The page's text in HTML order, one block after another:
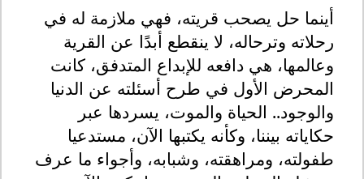
أينما حل يصحب قريته، فهي ملازمة له في
رحلاته وترحاله، لا ينقطع أبدًا عن القرية
وعالمها، هي دافعه للإبداع المتدفق، كانت
المحرض الأول في طرح أسئلته عن الدنيا
والوجود.. الحياة والموت، يسردها عبر
حكاياته بيننا، وكأنه يكتبها الآن، مستدعيا
طفولته، ومراهقته، وشبابه، وأجواء ما عرف